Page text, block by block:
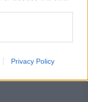
Privacy Policy